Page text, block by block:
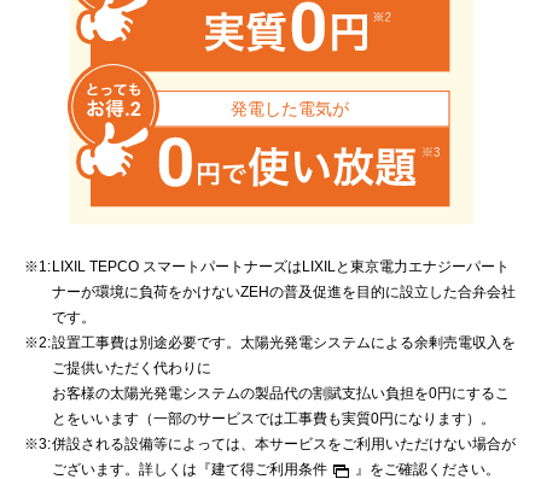
LIXIL TEPCO スマートパートナーズはLIXILと東京電力エナジーパート
ナーが環境に負荷をかけないZEHの普及促進を目的に設立した合弁会社
です。
設置工事費は別途必要です。太陽光発電システムによる余剰売電収入を
ご提供いただく代わりに
お客様の太陽光発電システムの製品代の割賦支払い負担を0円にするこ
とをいいます（一部のサービスでは工事費も実質0円になります）。
併設される設備等によっては、本サービスをご利用いただけない場合が
ございます。詳しくは 『建て得ご利用条件 』 をご確認ください。